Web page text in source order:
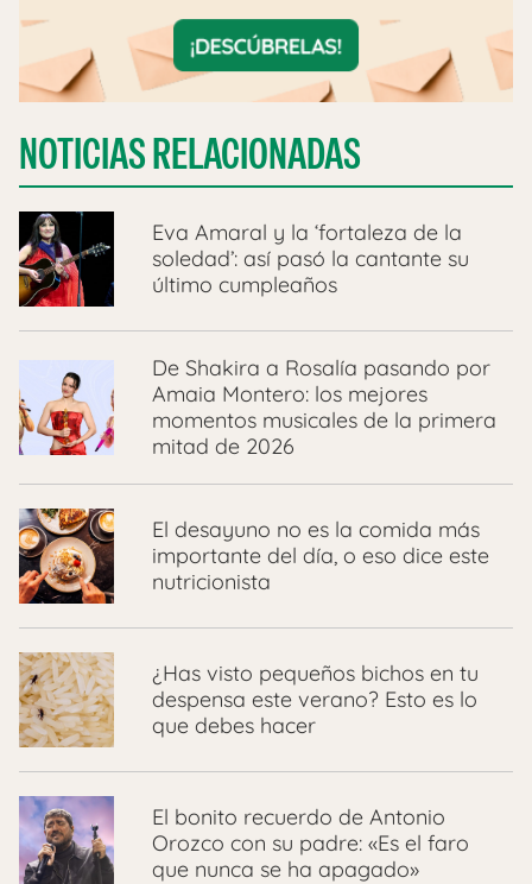
NOTICIAS RELACIONADAS
Eva Amaral y la ‘fortaleza de la
soledad’: así pasó la cantante su
último cumpleaños
De Shakira a Rosalía pasando por
Amaia Montero: los mejores
momentos musicales de la primera
mitad de 2026
El desayuno no es la comida más
importante del día, o eso dice este
nutricionista
¿Has visto pequeños bichos en tu
despensa este verano? Esto es lo
que debes hacer
El bonito recuerdo de Antonio
Orozco con su padre: «Es el faro
que nunca se ha apagado»